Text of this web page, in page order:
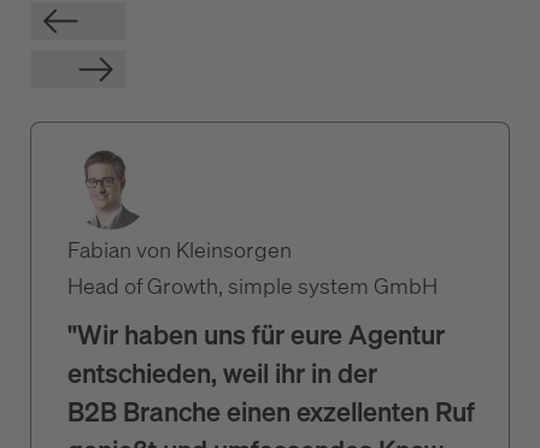
Fabian von Kleinsorgen
Head of Growth, simple system GmbH
"Wir haben uns für eure Agentur
entschieden, weil ihr in der
B2B Branche einen exzellenten Ruf